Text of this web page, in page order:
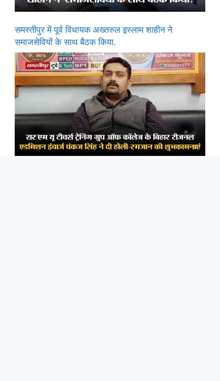
समस्तीपुर में पूर्व विधायक अख्तरुल इस्लाम शाहीन ने
समाजसेवियों के साथ बैठक किया.